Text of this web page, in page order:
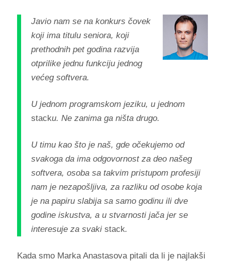
Javio nam se na konkurs čovek
koji ima titulu seniora, koji
prethodnih pet godina razvija
otprilike jednu funkciju jednog
većeg softvera.
U jednom programskom jeziku, u jednom
stacku. Ne zanima ga ništa drugo.
U timu kao što je naš, gde očekujemo od
svakoga da ima odgovornost za deo našeg
softvera, osoba sa takvim pristupom profesiji
nam je nezapošljiva, za razliku od osobe koja
je na papiru slabija sa samo godinu ili dve
godine iskustva, a u stvarnosti jača jer se
interesuje za svaki stack.
Kada smo Marka Anastasova pitali da li je najlakši